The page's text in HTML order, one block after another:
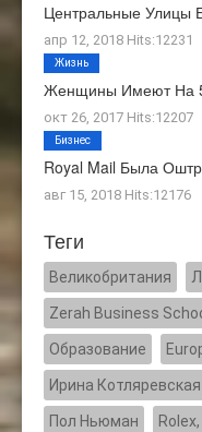
Центральные Улицы
апр 12, 2018 Hits:12231
Женщины Имеют На
окт 26, 2017 Hits:12207
Жизнь
Royal Mail Была
авг 15, 2018 Hits:12176
Бизнес
Теги
Великобритания
Zerah Business
Образование
Ирина Котляревская
Пол Ньюман Rolex,